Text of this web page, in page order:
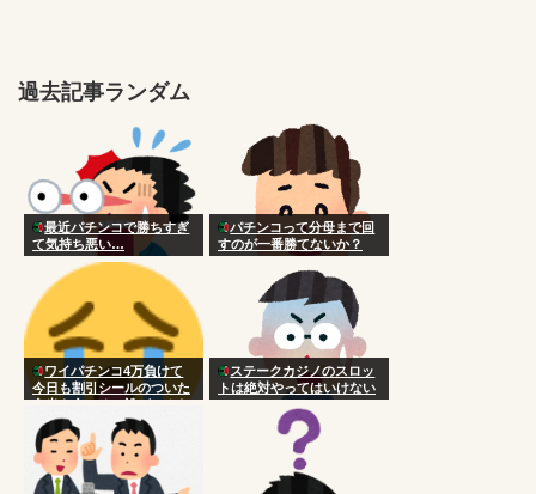
過去記事ランダム
最近パチンコで勝ちすぎ
て気持ち悪い…
パチンコって分母まで回
すのが一番勝てないか？
ワイパチンコ4万負けて
今日も割引シールのついた
弁当を食べる 誰がこんな
国にした
ステークカジノのスロッ
トは絶対やってはいけない